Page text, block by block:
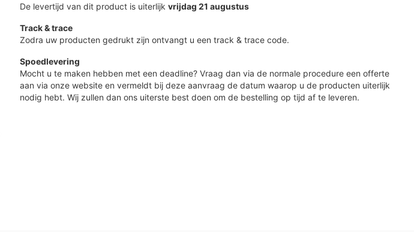
De levertijd van dit product is uiterlijk vrijdag 21 augustus
Track & trace
Zodra uw producten gedrukt zijn ontvangt u een track & trace code.
Spoedlevering
Mocht u te maken hebben met een deadline? Vraag dan via de normale procedure een offerte
aan via onze website en vermeldt bij deze aanvraag de datum waarop u de producten uiterlijk
nodig hebt. Wij zullen dan ons uiterste best doen om de bestelling op tijd af te leveren.